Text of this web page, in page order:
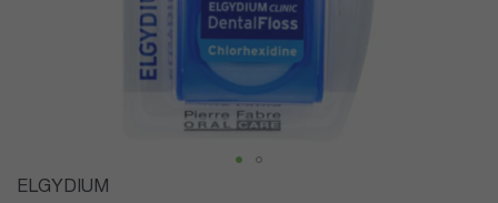
Преминете
ELGYDIUM